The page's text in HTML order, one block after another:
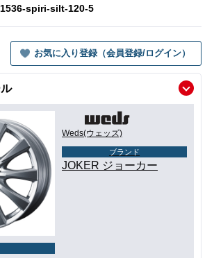
spiri-silt-120-5
お気に入り登録（会員登録/ログイン）
Weds(ウェッズ)
ブランド
JOKER ジョーカー